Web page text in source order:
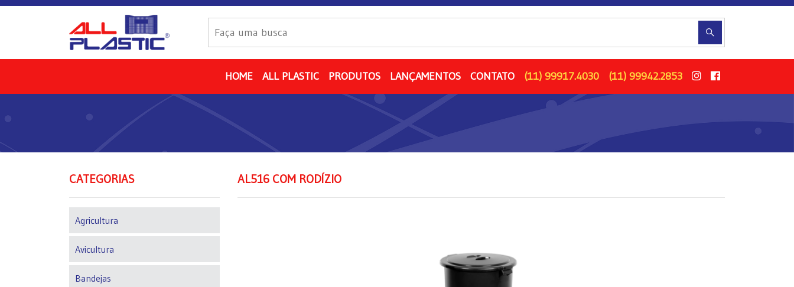
HOME ALL PLASTIC PRODUTOS LANÇAMENTOS CONTATO (11) 99917.4030 (11) 99942.2853
CATEGORIAS
Agricultura
Avicultura
Bandejas
AL516 COM RODÍZIO